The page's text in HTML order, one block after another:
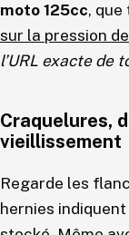
moto 125cc, que
sur la pression
l’URL exacte de
Craquelures,
vieillissement
Regarde les
hernies